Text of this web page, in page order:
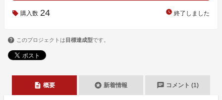
購入数 24 watch_later 終了しました
このプロジェクトは 目標達成型です。
description 概要 stars 新着情報 chat コメント (1)